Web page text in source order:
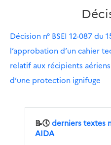
Décision n° BSEI 12-087 du
l’approbation d’un cahier
relatif aux récipients
d’une protection ignifuge
📝🕔derniers textes
AIDA